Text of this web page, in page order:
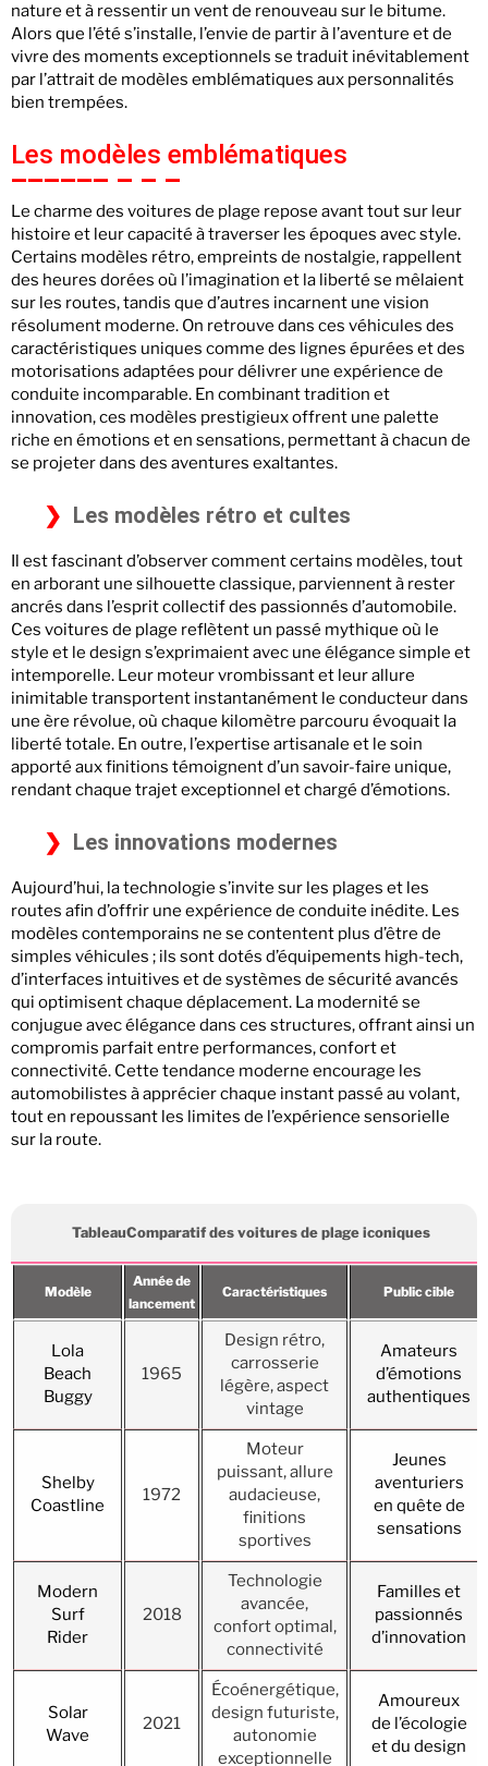
nature et à ressentir un vent de renouveau sur le bitume.
Alors que l’été s’installe, l’envie de partir à l’aventure et de
vivre des moments exceptionnels se traduit inévitablement
par l’attrait de modèles emblématiques aux personnalités
bien trempées.
Les modèles emblématiques
Le charme des voitures de plage repose avant tout sur leur
histoire et leur capacité à traverser les époques avec style.
Certains modèles rétro, empreints de nostalgie, rappellent
des heures dorées où l’imagination et la liberté se mêlaient
sur les routes, tandis que d’autres incarnent une vision
résolument moderne. On retrouve dans ces véhicules des
caractéristiques uniques comme des lignes épurées et des
motorisations adaptées pour délivrer une expérience de
conduite incomparable. En combinant tradition et
innovation, ces modèles prestigieux offrent une palette
riche en émotions et en sensations, permettant à chacun de
se projeter dans des aventures exaltantes.
Les modèles rétro et cultes
Il est fascinant d’observer comment certains modèles, tout
en arborant une silhouette classique, parviennent à rester
ancrés dans l’esprit collectif des passionnés d’automobile.
Ces voitures de plage reflètent un passé mythique où le
style et le design s’exprimaient avec une élégance simple et
intemporelle. Leur moteur vrombissant et leur allure
inimitable transportent instantanément le conducteur dans
une ère révolue, où chaque kilomètre parcouru évoquait la
liberté totale. En outre, l’expertise artisanale et le soin
apporté aux finitions témoignent d’un savoir-faire unique,
rendant chaque trajet exceptionnel et chargé d’émotions.
Les innovations modernes
Aujourd’hui, la technologie s’invite sur les plages et les
routes afin d’offrir une expérience de conduite inédite. Les
modèles contemporains ne se contentent plus d’être de
simples véhicules ; ils sont dotés d’équipements high-tech,
d’interfaces intuitives et de systèmes de sécurité avancés
qui optimisent chaque déplacement. La modernité se
conjugue avec élégance dans ces structures, offrant ainsi un
compromis parfait entre performances, confort et
connectivité. Cette tendance moderne encourage les
automobilistes à apprécier chaque instant passé au volant,
tout en repoussant les limites de l’expérience sensorielle
sur la route.
TableauComparatif des voitures de plage iconiques
Modèle
Année de
lancement
Caractéristiques Public cible
Lola
Beach
Buggy
1965
Design rétro,
carrosserie
légère, aspect
vintage
Amateurs
d’émotions
authentiques
Shelby
Coastline
1972
Moteur
puissant, allure
audacieuse,
finitions
sportives
Jeunes
aventuriers
en quête de
sensations
Modern
Surf
Rider
2018
Technologie
avancée,
confort optimal,
connectivité
Familles et
passionnés
d’innovation
Solar
Wave
2021
Écoénergétique,
design futuriste,
autonomie
exceptionnelle
Amoureux
de l’écologie
et du design